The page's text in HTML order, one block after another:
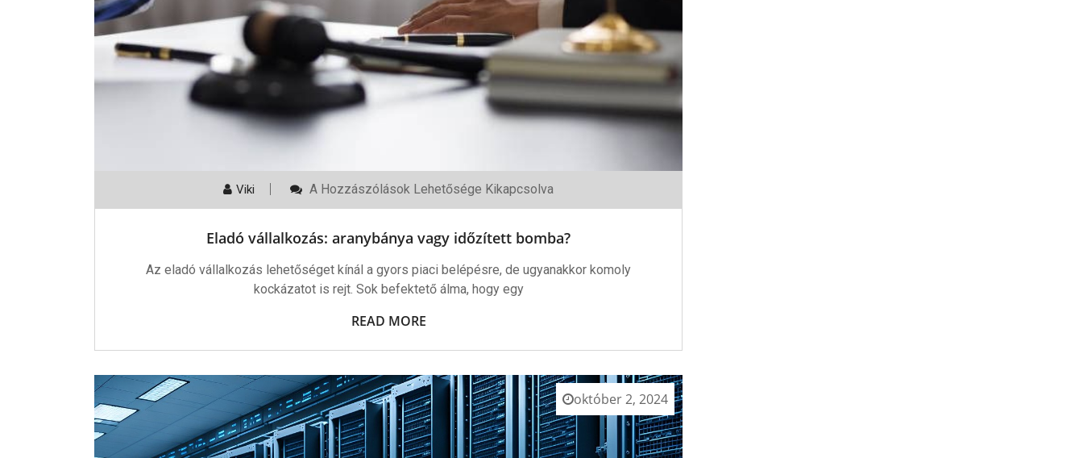
Viki
Eladó
Aranybánya
Időzített
Bejegyzéshez
A Hozzászólások Lehetősége Kikapcsolva
Eladó vállalkozás: aranybánya vagy időzített bomba?
Az eladó vállalkozás lehetőséget kínál a gyors piaci belépésre, de ugyanakkor komoly
kockázatot is rejt. Sok befektető álma, hogy egy
READ MORE
október 2, 2024